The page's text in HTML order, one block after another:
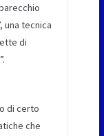
una tecnica
di
di certo
che